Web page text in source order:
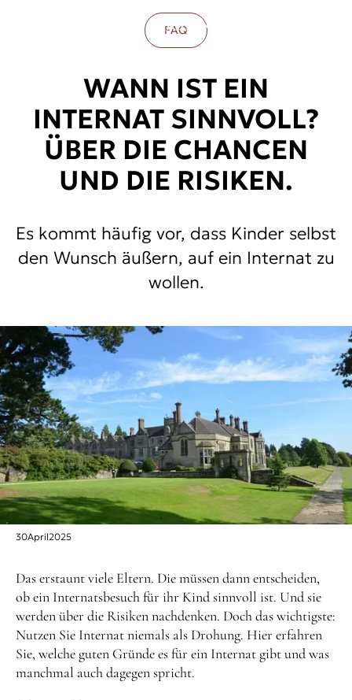
FAQ
WANN IST EIN
INTERNAT SINNVOLL?
ÜBER DIE CHANCEN
UND DIE RISIKEN.
Es kommt häufig vor, dass Kinder selbst
den Wunsch äußern, auf ein Internat zu
wollen.
30April2025
Das erstaunt viele Eltern. Die müssen dann entscheiden,
ob ein Internatsbesuch für ihr Kind sinnvoll ist. Und sie
werden über die Risiken nachdenken. Doch das wichtigste:
Nutzen Sie Internat niemals als Drohung. Hier erfahren
Sie, welche guten Gründe es für ein Internat gibt und was
manchmal auch dagegen spricht.